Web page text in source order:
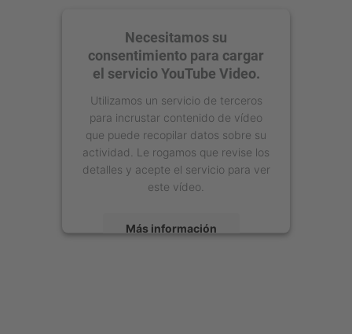
Necesitamos su
consentimiento para cargar
el servicio YouTube Video.
Utilizamos un servicio de terceros
para incrustar contenido de vídeo
que puede recopilar datos sobre su
actividad. Le rogamos que revise los
detalles y acepte el servicio para ver
este vídeo.
Más información